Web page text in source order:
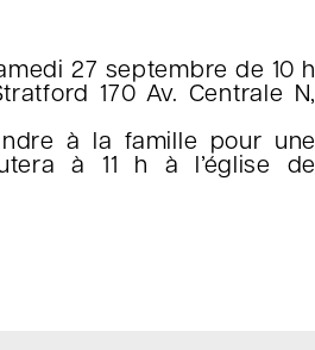
27 septembre de 10 h
170 Av. Centrale N,
à la famille pour une
à 11 h à l’église de